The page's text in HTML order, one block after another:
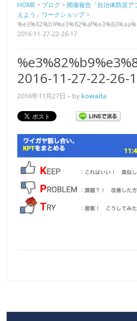
HOME > ブログ >開催報告「自治体防災ア
えよう」ワークショップ>
2016-11-27-22-26-17
2016-11-27-22-26-
2016年11月27日 – bykowada